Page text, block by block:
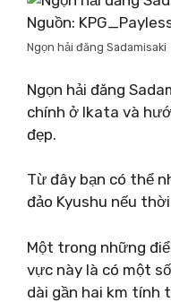
Nguồn:
Ngọn hải đăng Sadamisaki
Ngọn hải đăng
chính ở Ikata và
đẹp.
Từ đây bạn có thể
đảo Kyushu nếu
Một trong những
vực này là có một
dài gần hai km tính